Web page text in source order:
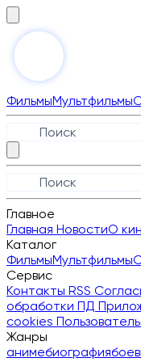
ФильмыМультфильмы
Главное
Главная НовостиО
Каталог
ФильмыМультфильмы
Сервис
Контакты RSS
обработки ПД
cookies
Жанры
анимебиография